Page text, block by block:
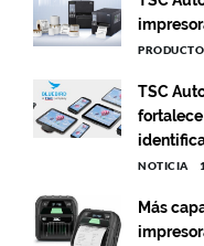
PRODUCTO
TSC
NOTICIA
Más